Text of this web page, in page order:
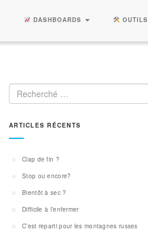
DASHBOARDS OUTILS
Recherche
ARTICLES RÉCENTS
Clap de fin ?
Stop ou encore?
Bientôt à sec ?
Difficile à l’enfermer
C’est reparti pour les montagnes russes